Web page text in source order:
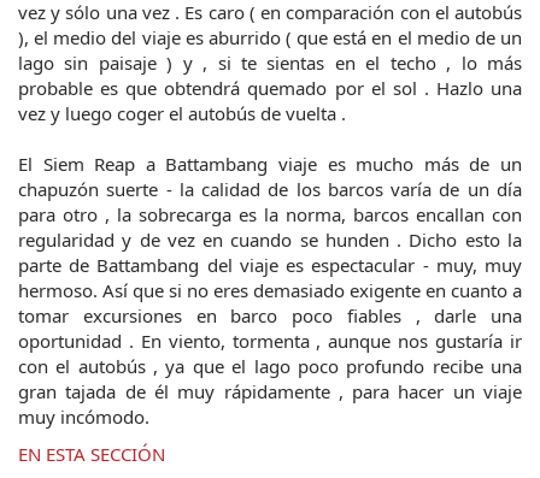
vez y sólo una vez . Es caro ( en comparación con el autobús
), el medio del viaje es aburrido ( que está en el medio de un
lago sin paisaje ) y , si te sientas en el techo , lo más
probable es que obtendrá quemado por el sol . Hazlo una
vez y luego coger el autobús de vuelta .
El Siem Reap a Battambang viaje es mucho más de un
chapuzón suerte - la calidad de los barcos varía de un día
para otro , la sobrecarga es la norma, barcos encallan con
regularidad y de vez en cuando se hunden . Dicho esto la
parte de Battambang del viaje es espectacular - muy, muy
hermoso. Así que si no eres demasiado exigente en cuanto a
tomar excursiones en barco poco fiables , darle una
oportunidad . En viento, tormenta , aunque nos gustaría ir
con el autobús , ya que el lago poco profundo recibe una
gran tajada de él muy rápidamente , para hacer un viaje
muy incómodo.
EN ESTA SECCIÓN